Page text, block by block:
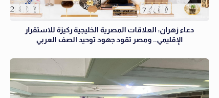
دعاء زهران: العلاقات المصرية الخليجية ركيزة للاستقرار
الإقليمي.. ومصر تقود جهود توحيد الصف العربي